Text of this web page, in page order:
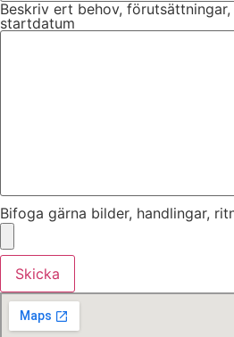
Beskriv ert behov,
startdatum
Bifoga gärna bilder, handlingar,
Skicka